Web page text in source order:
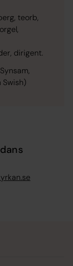
teorb,
dirigent.